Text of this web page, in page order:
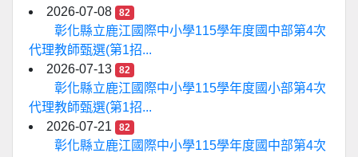
2026-07-08
82
彰化縣立鹿江國際中小學115學年度國中部第4次
代理教師甄選(第1招...
2026-07-13
82
彰化縣立鹿江國際中小學115學年度國小部第4次
代理教師甄選(第1招...
2026-07-21
82
彰化縣立鹿江國際中小學115學年度國中部第4次